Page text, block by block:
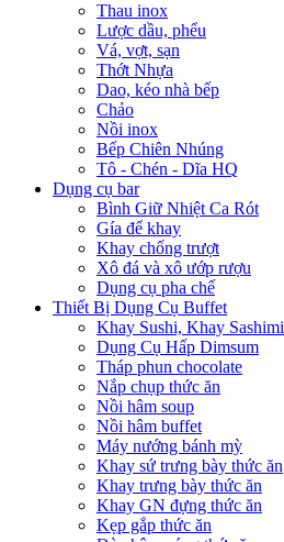
Thau inox
Lược dầu, phểu
Vá, vợt, sạn
Thớt Nhựa
Dao, kéo nhà bếp
Chảo
Nồi inox
Bếp Chiên Nhúng
Tô - Chén - Dĩa HQ
Dụng cụ bar
Bình Giữ Nhiệt Ca Rót
Gía để khay
Khay chống trượt
Xô đá và xô ướp rượu
Dụng cụ pha chế
Thiết Bị Dụng Cụ Buffet
Khay Sushi, Khay Sashimi
Dụng Cụ Hấp Dimsum
Tháp phun chocolate
Nắp chụp thức ăn
Nồi hâm soup
Nồi hâm buffet
Máy nướng bánh mỳ
Khay sứ trưng bày thức ăn
Khay trưng bày thức ăn
Khay GN đựng thức ăn
Kẹp gắp thức ăn